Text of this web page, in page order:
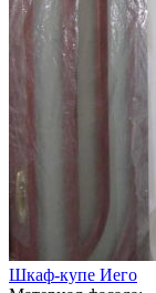
Шкаф-купе Иего